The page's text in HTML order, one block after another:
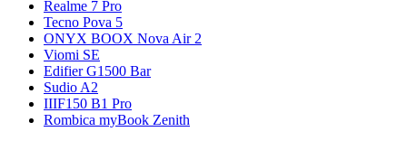
Realme 7 Pro
Tecno Pova 5
ONYX BOOX Nova Air 2
Viomi SE
Edifier G1500 Bar
Sudio A2
IIIF150 B1 Pro
Rombica myBook Zenith